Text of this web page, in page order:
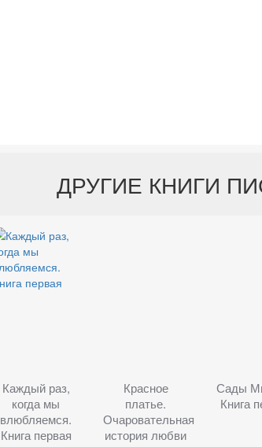
ДРУГИЕ КНИГИ
Каждый раз,
когда мы
влюбляемся.
Книга первая
Красное
платье.
Очаровательная
история любви
Сады
Книга